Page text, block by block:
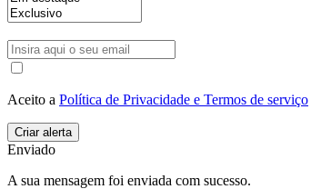
Aceito a Política de Privacidade e Termos de serviço
Enviado
A sua mensagem foi enviada com sucesso.